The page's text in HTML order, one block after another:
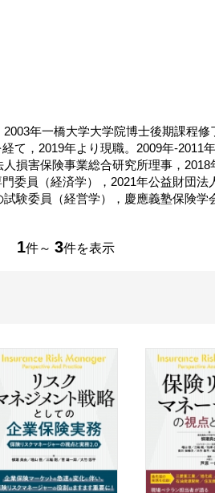
年一橋大学大学院博士後期課程
て，2019年より現職。2009年-2011
損害保険事業総合研究所理事，
委員（経済学），2021年公益財団
験委員（経営学），慶應義塾保険学
1件～ 3件を表示